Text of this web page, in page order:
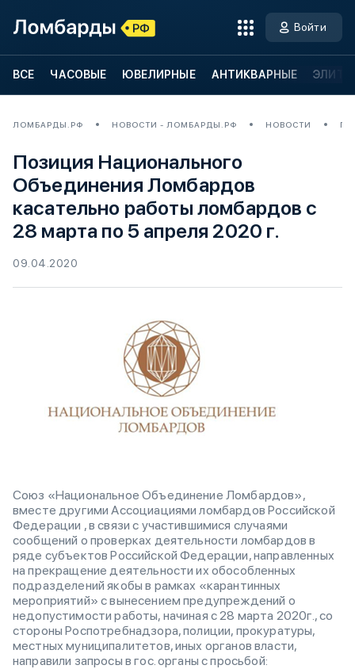
Войти
ВСЕ ЧАСОВЫЕ ЮВЕЛИРНЫЕ АНТИКВАРНЫЕ
ЛОМБАРДЫ.РФ НОВОСТИ - ЛОМБАРДЫ.РФ НОВОСТИ
Позиция Национального
Объединения Ломбардов
касательно работы ломбардов с
28 марта по 5 апреля 2020 г.
09.04.2020
Союз «Национальное Объединение Ломбардов»,
вместе другими Ассоциациями ломбардов Российской
Федерации , в связи с участившимися случаями
сообщений о проверках деятельности ломбардов в
ряде субъектов Российской Федерации, направленных
на прекращение деятельности их обособленных
подразделений якобы в рамках «карантинных
мероприятий» с вынесением предупреждений о
недопустимости работы, начиная с 28 марта 2020г., со
стороны Роспотребнадзора, полиции, прокуратуры,
местных муниципалитетов, иных органов власти,
направили запросы в гос. органы с просьбой: